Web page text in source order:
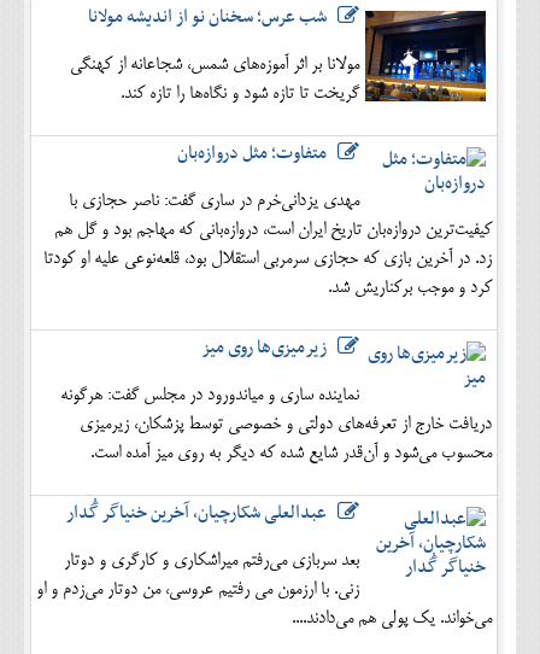
شب عرس؛ سخنان نو از اندیشه مولانا
مولانا بر اثر آموزه‌های شمس، شجاعانه از کهنگی
گریخت تا تازه شود و نگاه‌ها را تازه کند.
متفاوت؛ مثل دروازه‌بان
مهدی یزدانی‌خرم در ساری گفت: ناصر حجازی با
کیفیت‌ترین دروازه‌بان تاریخ ایران است، دروازه‌بانی که مهاجم بود و گل هم
زد. در آخرین بازی که حجازی سرمربی استقلال بود، قلعه‌نوعی علیه او کودتا
کرد و موجب برکناریش شد.
زیرمیزی‌ها روی میز
نماینده ساری و میاندورود در مجلس گفت: هرگونه
دریافت خارج از تعرفه‌های دولتی و خصوصی توسط پزشکان، زیرمیزی
محسوب می‌شود و آن‌قدر شایع شده که دیگر به روی میز آمده است.
عبدالعلی شکارچیان، آخرین خنیاگر گُدار
بعد سربازی می‌رفتم میراشکاری و کارگری و دوتار
زنی. با ارزمون می رفتیم عروسی، من دوتار می‌زدم و او
می‌خواند. یک پولی هم می‌دادند....